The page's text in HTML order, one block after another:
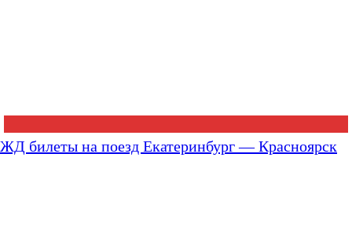
ЖД билеты на поезд Екатеринбург — Красноярск